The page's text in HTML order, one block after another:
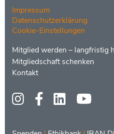
Impressum
Datenschutzerklärung
Cookie-Einstellungen
Menüs
Footer
2
Mitglied werden – langfristig
Mitgliedschaft schenken
Kontakt
Social
Media